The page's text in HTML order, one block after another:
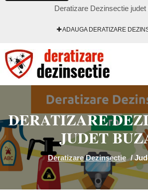
Deratizare Dezinsectie judet
ADAUGA DERATIZARE
DERATIZARE
JUDET
Deratizare Dezinsectie /